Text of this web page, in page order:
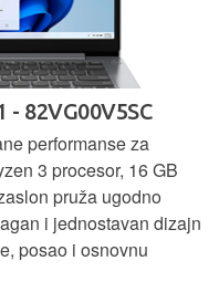
82VG00V5SC
performanse za
3 procesor, 16 GB
pruža ugodno
i jednostavan dizajn
posao i osnovnu